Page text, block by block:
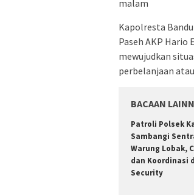
malam
Kapolresta
Paseh AKP Hario
mewujudkan
perbelanjaan
BACAAN
‎Patroli Polsek
Sambangi
Warung Lobak,
dan Koordinasi
Security